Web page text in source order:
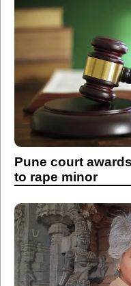
Pune court
to rape minor